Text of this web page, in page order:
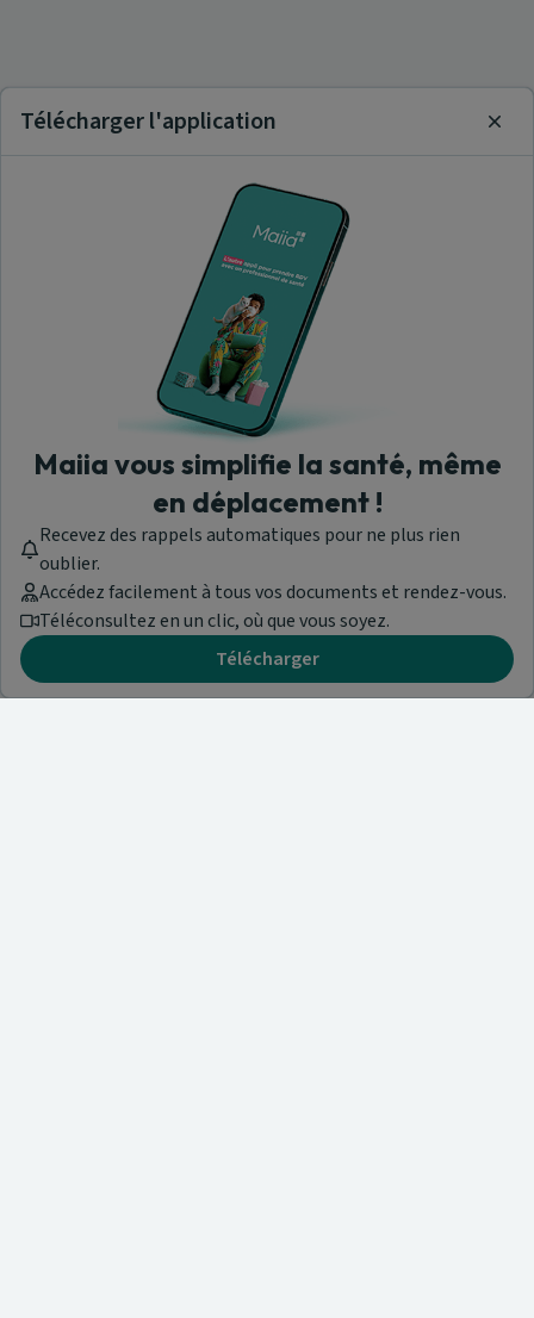
Télécharger l'application
Maiia vous simplifie la santé, même
en déplacement !
Recevez des rappels automatiques pour ne plus rien
oublier.
Accédez facilement à tous vos documents et rendez-vous.
Téléconsultez en un clic, où que vous soyez.
Télécharger